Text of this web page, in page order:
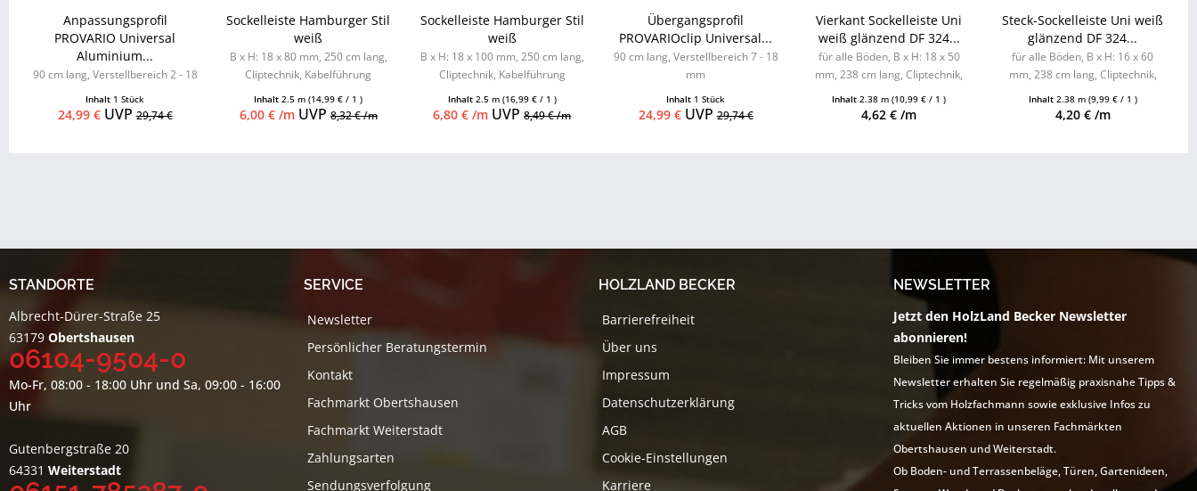
Anpassungsprofil
PROVARIO Universal
Aluminium...
90 cm lang, Verstellbereich 2 - 18
Inhalt 1 Stück
24,99 €UVP29,74 €
Sockelleiste Hamburger Stil
weiß
B x H: 18 x 80 mm, 250 cm lang,
Cliptechnik, Kabelführung
Zubehör...
Inhalt2.5 m(14,99 € / 1 )
6,00 € /mUVP 8,32 € /m
Sockelleiste Hamburger Stil
weiß
B x H: 18 x 100 mm, 250 cm lang,
Cliptechnik, Kabelführung
Zubehör...
Inhalt 2.5 m (16,99 € / 1 )
6,80 € /m UVP8,49 € /m
Übergangsprofil
PROVARIOclip Universal...
90 cm lang, Verstellbereich 7 - 18
mm
Inhalt 1 Stück
24,99 €UVP29,74 €
Vierkant Sockelleiste Uni
weiß glänzend DF 324...
für alle Böden, B x H: 18 x 50
mm, 238 cm lang, Cliptechnik,
erhältlich
Inhalt2.38 m(10,99 € / 1 )
4,62 € /m
Steck-Sockelleiste Uni weiß
glänzend DF 324...
für alle Böden, B x H: 16 x 60
mm, 238 cm lang, Cliptechnik,
erhältlich
Inhalt 2.38 m (9,99 € / 1 )
4,20 € /m
STANDORTE
Albrecht-Dürer-Straße 25
63179 Obertshausen
06104-9504-0
Mo-Fr, 08:00 - 18:00 Uhr und Sa, 09:00 - 16:00
Uhr
Gutenbergstraße 20
64331 Weiterstadt
SERVICE
Newsletter
Persönlicher Beratungstermin
Kontakt
Fachmarkt Obertshausen
Fachmarkt Weiterstadt
Zahlungsarten
Sendungsverfolgung
HOLZLAND BECKER
Barrierefreiheit
Über uns
Impressum
Datenschutzerklärung
AGB
Cookie-Einstellungen
Karriere
NEWSLETTER
Jetzt den HolzLand Becker Newsletter
abonnieren!
Bleiben Sie immer bestens informiert: Mit unserem
Newsletter erhalten Sie regelmäßig praxisnahe Tipps &
Tricks vom Holzfachmann sowie exklusive Infos zu
aktuellen Aktionen in unseren Fachmärkten
Obertshausen und Weiterstadt.
Ob Boden- und Terrassenbeläge, Türen, Gartenideen,